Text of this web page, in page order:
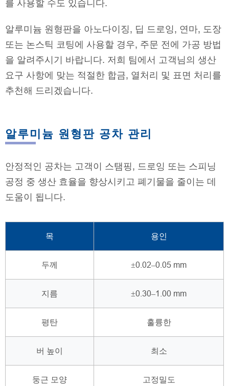
를 사용할 수도 있습니다.
알루미늄 원형판을 아노다이징, 딥 드로잉, 연마, 도장
또는 논스틱 코팅에 사용할 경우, 주문 전에 가공 방법
을 알려주시기 바랍니다. 저희 팀에서 고객님의 생산
요구 사항에 맞는 적절한 합금, 열처리 및 표면 처리를
추천해 드리겠습니다.
알루미늄 원형판 공차 관리
안정적인 공차는 고객이 스탬핑, 드로잉 또는 스피닝
공정 중 생산 효율을 향상시키고 폐기물을 줄이는 데
도움이 됩니다.
목 용인
두께 ±0.02–0.05 mm
지름 ±0.30–1.00 mm
평탄 훌륭한
버 높이 최소
둥근 모양 고정밀도